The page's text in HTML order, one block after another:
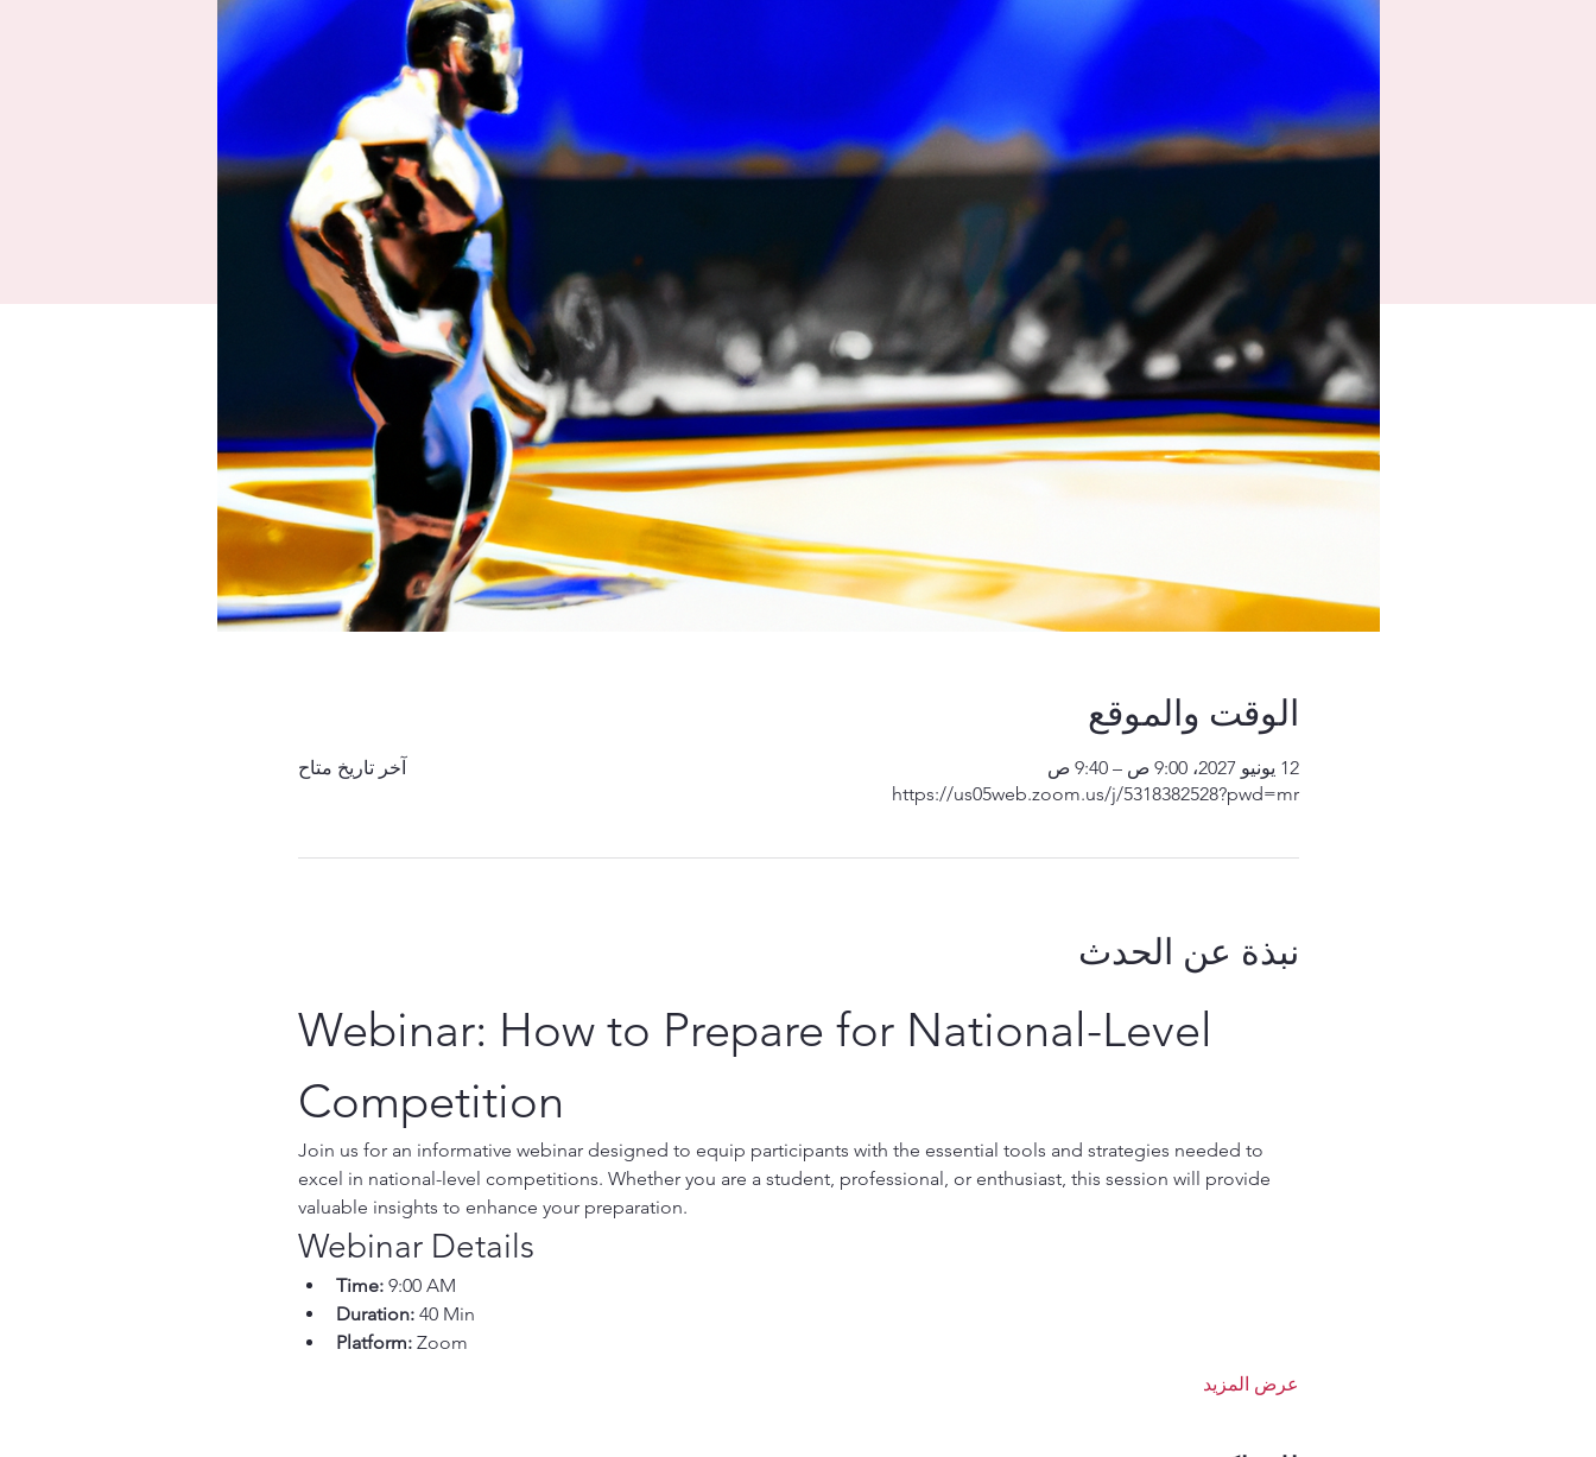
الوقت والموقع
12 يونيو 2027، 9:00 ص – 9:40 ص
https://us05web.zoom.us/j/5318382528?pwd=mr
آخر تاريخ متاح
نبذة عن الحدث
Webinar: How to Prepare for National-Level
Competition
Join us for an informative webinar designed to equip participants with the essential tools and strategies needed to
excel in national-level competitions. Whether you are a student, professional, or enthusiast, this session will provide
valuable insights to enhance your preparation.
Webinar Details
Time: 9:00 AM
Duration: 40 Min
Platform: Zoom
عرض المزيد